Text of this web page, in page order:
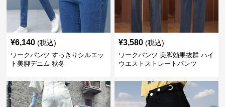
¥6,140 (税込)
ワークパンツ すっきりシルエッ
ト美脚デニム 秋冬
¥3,580 (税込)
ワークパンツ 美脚効果抜群 ハイ
ウエストストレートパンツ